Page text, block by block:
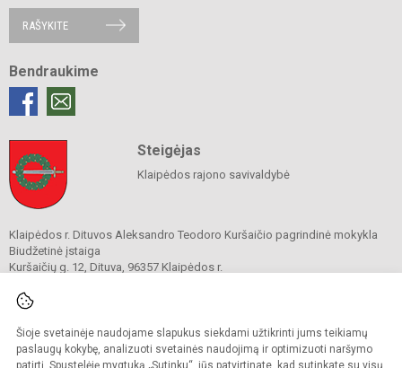
Šioje svetainėje naudojame slapukus siekdami užtikrinti jums teikiamų
paslaugų kokybę, analizuoti svetainės naudojimą ir optimizuoti naršymo
patirtį. Spustelėję mygtuką „Sutinku“, jūs patvirtinate, kad sutinkate su visų
RAŠYKITE
Bendraukime
Steigėjas
Klaipėdos rajono savivaldybė
Klaipėdos r. Dituvos Aleksandro Teodoro Kuršaičio pagrindinė mokykla
Biudžetinė įstaiga
Kuršaičių g. 12, Dituva, 96357 Klaipėdos r.
El. p.
Juridinių asmenų registre
Įmonės kodas 191788440